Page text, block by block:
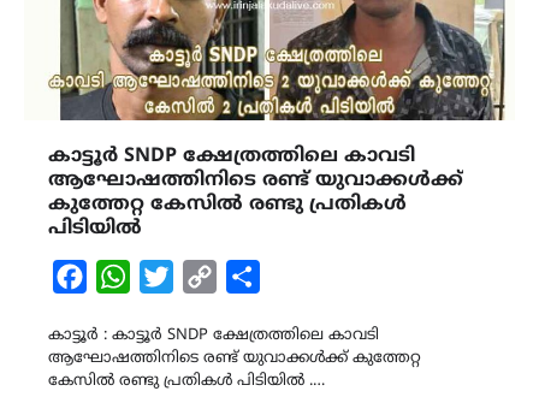
കാട്ടൂർ SNDP ക്ഷേത്രത്തിലെ കാവടി
ആഘോഷത്തിനിടെ രണ്ട് യുവാക്കൾക്ക്
കുത്തേറ്റ കേസിൽ രണ്ടു പ്രതികൾ
പിടിയിൽ
FacebookWhatsAppTwitterCopy
കാട്ടൂർ : കാട്ടൂർ SNDP ക്ഷേത്രത്തിലെ കാവടി
ആഘോഷത്തിനിടെ രണ്ട് യുവാക്കൾക്ക് കുത്തേറ്റ
കേസിൽ രണ്ടു പ്രതികൾ പിടിയിൽ .…